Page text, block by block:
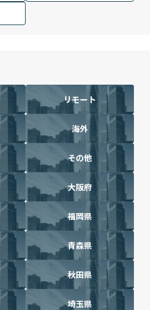
リモート
海外
その他
大阪府
福岡県
青森県
秋田県
埼玉県